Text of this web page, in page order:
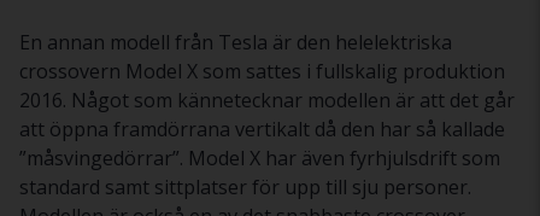
En annan modell från Tesla är den helelektriska
crossovern Model X som sattes i fullskalig produktion
2016. Något som kännetecknar modellen är att det går
att öppna framdörrana vertikalt då den har så kallade
”måsvingedörrar”. Model X har även fyrhjulsdrift som
standard samt sittplatser för upp till sju personer.